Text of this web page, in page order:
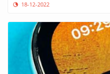
18-12-2022